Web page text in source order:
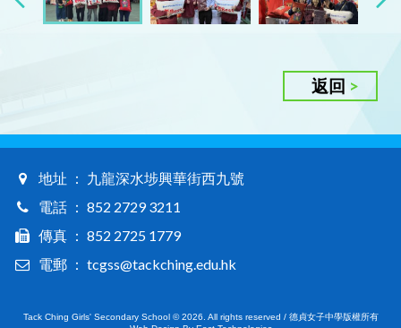
返回
地址 ： 九龍深水埗興華街西九號
電話 ： 852 2729 3211
傳真 ： 852 2725 1779
電郵 ： tcgss@tackching.edu.hk
Tack Ching Girls' Secondary School © 2026. All rights reserved / 德貞女子中學版權所有